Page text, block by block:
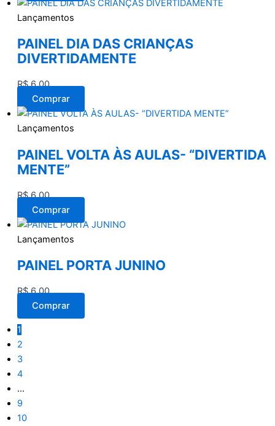
Lançamentos
PAINEL DIA DAS CRIANÇAS
DIVERTIDAMENTE
R$6,00
Comprar
Lançamentos
PAINEL VOLTA ÀS AULAS- “DIVERTIDA
MENTE”
R$6,00
Comprar
Lançamentos
PAINEL PORTA JUNINO
R$6,00
Comprar
1
2
3
4
…
9
10